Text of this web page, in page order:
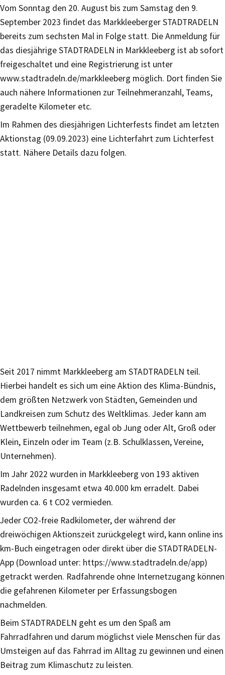
Vom Sonntag den 20. August bis zum Samstag den 9.
September 2023 findet das Markkleeberger STADTRADELN
bereits zum sechsten Mal in Folge statt. Die Anmeldung für
das diesjährige STADTRADELN in Markkleeberg ist ab sofort
freigeschaltet und eine Registrierung ist unter
www.stadtradeln.de/markkleeberg möglich. Dort finden Sie
auch nähere Informationen zur Teilnehmeranzahl, Teams,
geradelte Kilometer etc.
Im Rahmen des diesjährigen Lichterfests findet am letzten
Aktionstag (09.09.2023) eine Lichterfahrt zum Lichterfest
statt. Nähere Details dazu folgen.
Seit 2017 nimmt Markkleeberg am STADTRADELN teil.
Hierbei handelt es sich um eine Aktion des Klima-Bündnis,
dem größten Netzwerk von Städten, Gemeinden und
Landkreisen zum Schutz des Weltklimas. Jeder kann am
Wettbewerb teilnehmen, egal ob Jung oder Alt, Groß oder
Klein, Einzeln oder im Team (z.B. Schulklassen, Vereine,
Unternehmen).
Im Jahr 2022 wurden in Markkleeberg von 193 aktiven
Radelnden insgesamt etwa 40.000 km erradelt. Dabei
wurden ca. 6 t CO2 vermieden.
Jeder CO2-freie Radkilometer, der während der
dreiwöchigen Aktionszeit zurückgelegt wird, kann online ins
km-Buch eingetragen oder direkt über die STADTRADELN-
App (Download unter: https://www.stadtradeln.de/app)
getrackt werden. Radfahrende ohne Internetzugang können
die gefahrenen Kilometer per Erfassungsbogen
nachmelden.
Beim STADTRADELN geht es um den Spaß am
Fahrradfahren und darum möglichst viele Menschen für das
Umsteigen auf das Fahrrad im Alltag zu gewinnen und einen
Beitrag zum Klimaschutz zu leisten.